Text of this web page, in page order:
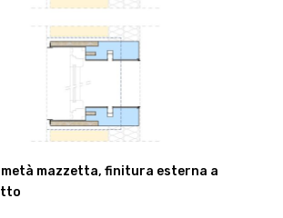
mazzetta, finitura esterna a